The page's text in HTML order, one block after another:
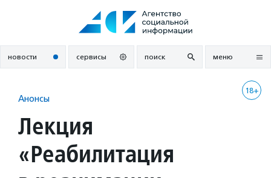
новости сервисы поиск меню
18+
Анонсы
Лекция
«Реабилитация